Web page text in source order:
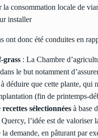
la consommation locale de
installer
ont donc été conduites en
grass : La Chambre
le but notamment
déduire que cette plante, qui
(fin de printemps-
recettes sélectionnées à base
l’idée est de valoriser
demande, en pâturant par